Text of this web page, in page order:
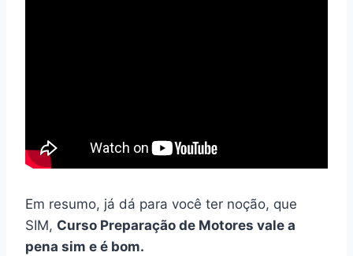
Em resumo, já dá para você ter noção, que
SIM, Curso Preparação de Motores vale a
pena sim e é bom.